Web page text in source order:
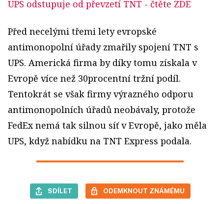
UPS odstupuje od převzetí TNT - čtěte ZDE
Před necelými třemi lety evropské
antimonopolní úřady zmařily spojení TNT s
UPS. Americká firma by díky tomu získala v
Evropě více než 30procentní tržní podíl.
Tentokrát se však firmy výrazného odporu
antimonopolních úřadů neobávaly, protože
FedEx nemá tak silnou síť v Evropě, jako měla
UPS, když nabídku na TNT Express podala.
SDÍLET ODEMKNOUT ZNÁMÉMU